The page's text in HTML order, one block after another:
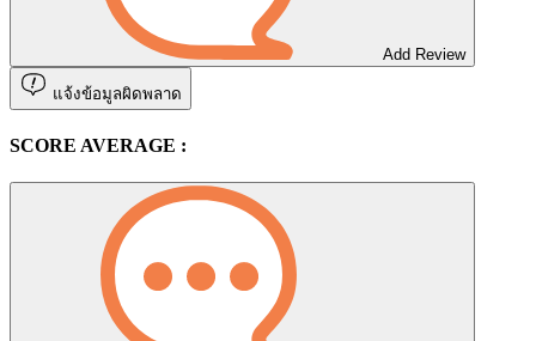
Add Review
แจ้งข้อมูลผิดพลาด
SCORE AVERAGE :